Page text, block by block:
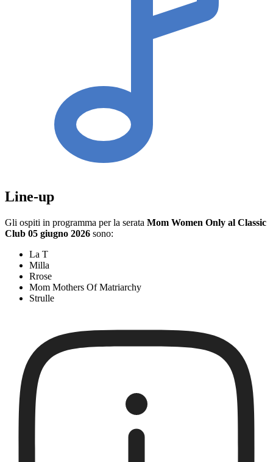
Line-up
Gli ospiti in programma per la serata Mom Women Only al Classic
Club 05 giugno 2026 sono:
La T
Milla
Rrose
Mom Mothers Of Matriarchy
Strulle